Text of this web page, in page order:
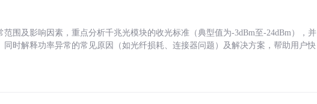
围及影响因素，重点分析千兆光模块的收光标准（典型值为-3dBm至-24dBm），并
时解释功率异常的常见原因（如光纤损耗、连接器问题）及解决方案，帮助用户快